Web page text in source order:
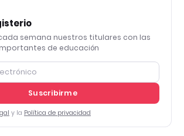
semana nuestros titulares con las
de educación
Suscribirme
y la Política de privacidad